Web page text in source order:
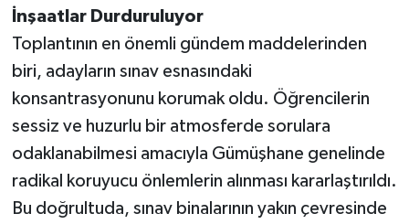
İnşaatlar Durduruluyor
Toplantının en önemli gündem maddelerinden
biri, adayların sınav esnasındaki
konsantrasyonunu korumak oldu. Öğrencilerin
sessiz ve huzurlu bir atmosferde sorulara
odaklanabilmesi amacıyla Gümüşhane genelinde
radikal koruyucu önlemlerin alınması kararlaştırıldı.
Bu doğrultuda, sınav binalarının yakın çevresinde